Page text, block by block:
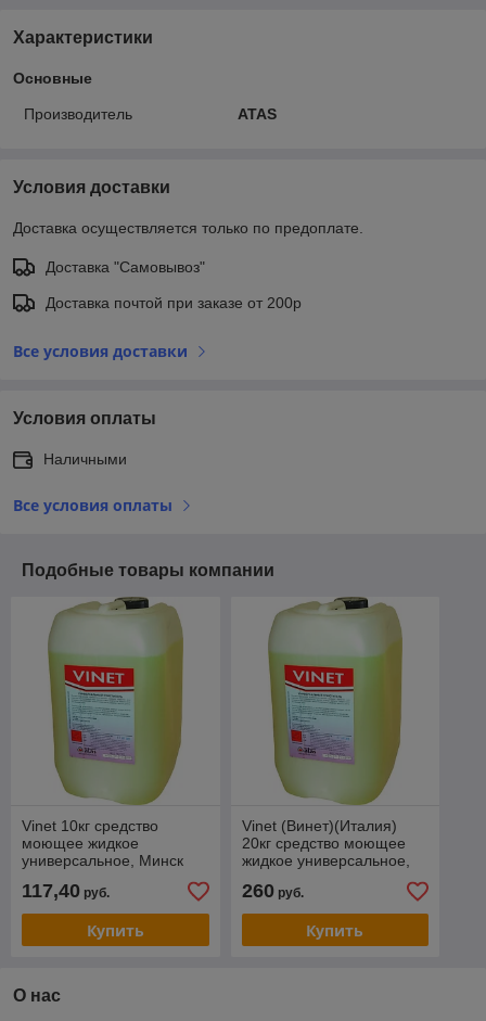
Характеристики
Основные
Производитель ATAS
Условия доставки
Доставка осуществляется только по предоплате.
Доставка "Самовывоз"
Доставка почтой при заказе от 200р
Все условия доставки
Условия оплаты
Наличными
Все условия оплаты
Подобные товары компании
Vinet 10кг средство
моющее жидкое
универсальное, Минск
117,40 руб.
Купить
Vinet (Винет)(Италия)
20кг средство моющее
жидкое универсальное,
260руб.
Купить
О нас